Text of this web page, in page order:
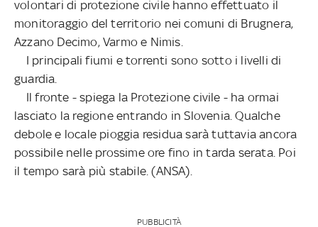
volontari di protezione civile hanno effettuato il
monitoraggio del territorio nei comuni di Brugnera,
Azzano Decimo, Varmo e Nimis.
I principali fiumi e torrenti sono sotto i livelli di
guardia.
Il fronte - spiega la Protezione civile - ha ormai
lasciato la regione entrando in Slovenia. Qualche
debole e locale pioggia residua sarà tuttavia ancora
possibile nelle prossime ore fino in tarda serata. Poi
il tempo sarà più stabile. (ANSA).
PUBBLICITÀ